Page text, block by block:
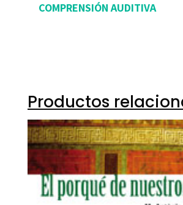
COMPRENSIÓN AUDITIVA
Productos